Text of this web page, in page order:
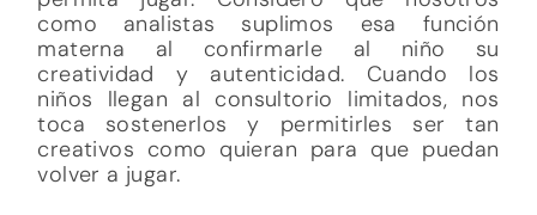
como analistas suplimos esa función
materna al confirmarle al niño su
creatividad y autenticidad. Cuando los
niños llegan al consultorio limitados, nos
toca sostenerlos y permitirles ser tan
creativos como quieran para que puedan
volver a jugar.